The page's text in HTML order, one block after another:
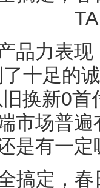
力表现
十足的
换新0
市场普
是有一定